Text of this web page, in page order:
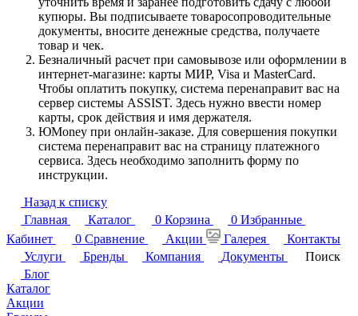
купюры. Вы подписываете товаросопроводительные
документы, вносите денежные средства, получаете
товар и чек.
Безналичный расчет при самовывозе или оформлении в
интернет-магазине: карты МИР, Visa и MasterCard.
Чтобы оплатить покупку, система перенаправит вас на
сервер системы ASSIST. Здесь нужно ввести номер
карты, срок действия и имя держателя.
ЮMoney при онлайн-заказе. Для совершения покупки
система перенаправит вас на страницу платежного
сервиса. Здесь необходимо заполнить форму по
инструкции.
Назад к списку
Главная
Каталог 0 Корзина 0 Избранные
Кабинет
0 Сравнение Акции Галерея
Контакты
Услуги
Бренды Компания Документы
Поиск
Блог
Каталог
Акции